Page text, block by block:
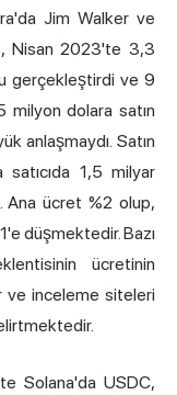
Jim Walker ve
Nisan 2023'te 3,3
gerçekleştirdi ve 9
milyon dolara satın
anlaşmaydı. Satın
1,5 milyar
Ana ücret %2 olup,
düşmektedir. Bazı
ücretinin
ve inceleme siteleri
Solana'da USDC,